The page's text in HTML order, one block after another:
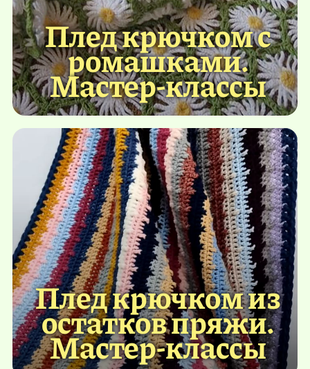
Плед крючком с
ромашками.
Мастер-классы
Плед крючком из
остатков пряжи.
Мастер-классы